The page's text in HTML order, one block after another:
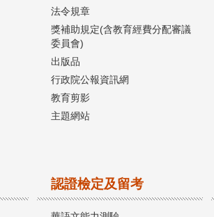
法令規章
獎補助規定(含教育經費分配審議
委員會)
出版品
行政院公報資訊網
教育剪影
主題網站
認證檢定及留考